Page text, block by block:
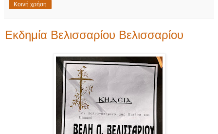
Κοινή χρήση
Εκδημία Βελισσαρίου Βελισσαρίου